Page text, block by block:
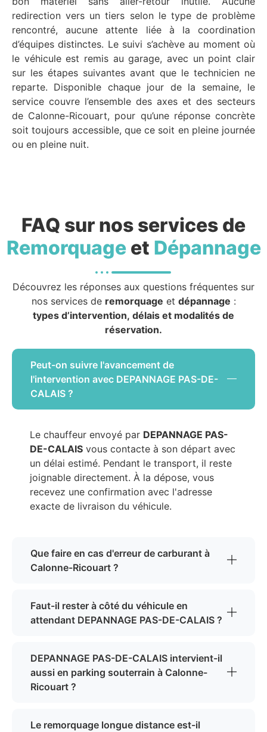
redirection vers un tiers selon le type de problème
rencontré, aucune attente liée à la coordination
d’équipes distinctes. Le suivi s’achève au moment où
le véhicule est remis au garage, avec un point clair
sur les étapes suivantes avant que le technicien ne
reparte. Disponible chaque jour de la semaine, le
service couvre l’ensemble des axes et des secteurs
de Calonne-Ricouart, pour qu’une réponse concrète
soit toujours accessible, que ce soit en pleine journée
ou en pleine nuit.
FAQ sur nos services de
Remorquageet Dépannage
Découvrez les réponses aux questions fréquentes sur
nos services de remorquage et dépannage :
types d’intervention, délais et modalités de
réservation.
Peut-on suivre l'avancement de
l'intervention avec DEPANNAGE PAS-DE-
CALAIS ?
Le chauffeur envoyé par DEPANNAGE PAS-
DE-CALAIS vous contacte à son départ avec
un délai estimé. Pendant le transport, il reste
joignable directement. À la dépose, vous
recevez une confirmation avec l'adresse
exacte de livraison du véhicule.
Que faire en cas d'erreur de carburant à
Calonne-Ricouart ?
Faut-il rester à côté du véhicule en
attendant DEPANNAGE PAS-DE-CALAIS ?
DEPANNAGE PAS-DE-CALAIS intervient-il
aussi en parking souterrain à Calonne-
Ricouart ?
Le remorquage longue distance est-il